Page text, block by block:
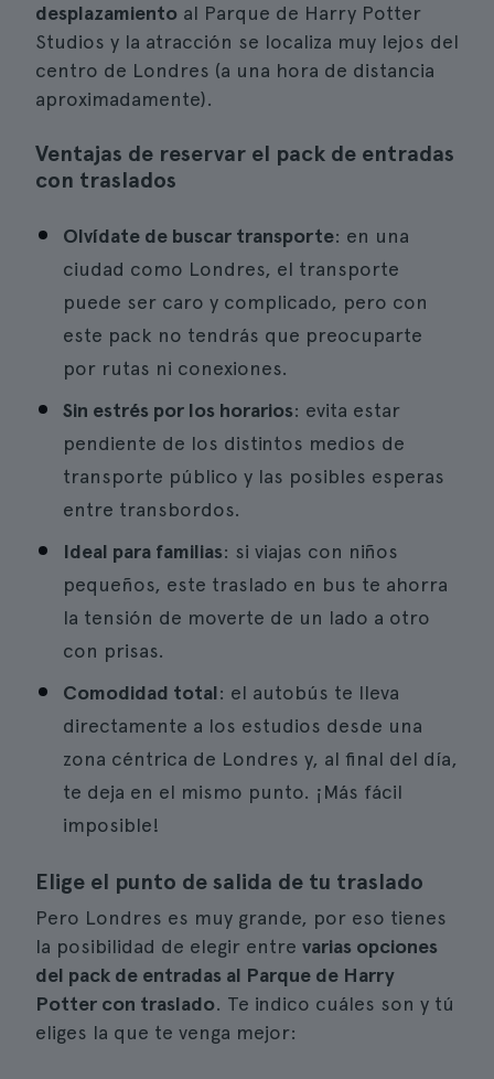
desplazamiento al Parque de Harry Potter
Studios y la atracción se localiza muy lejos del
centro de Londres (a una hora de distancia
aproximadamente).
Ventajas de reservar el pack de entradas
con traslados
Olvídate de buscar transporte: en una
ciudad como Londres, el transporte
puede ser caro y complicado, pero con
este pack no tendrás que preocuparte
por rutas ni conexiones.
Sin estrés por los horarios: evita estar
pendiente de los distintos medios de
transporte público y las posibles esperas
entre transbordos.
Ideal para familias: si viajas con niños
pequeños, este traslado en bus te ahorra
la tensión de moverte de un lado a otro
con prisas.
Comodidad total: el autobús te lleva
directamente a los estudios desde una
zona céntrica de Londres y, al final del día,
te deja en el mismo punto. ¡Más fácil
imposible!
Elige el punto de salida de tu traslado
Pero Londres es muy grande, por eso tienes
la posibilidad de elegir entre varias opciones
del pack de entradas al Parque de Harry
Potter con traslado. Te indico cuáles son y tú
eliges la que te venga mejor: